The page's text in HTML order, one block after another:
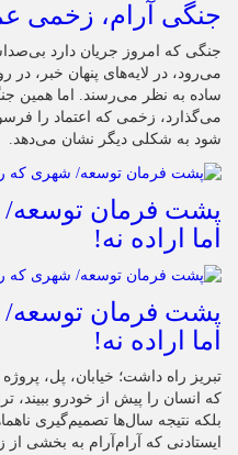
جنگی آرام، زخمی
جنگی که امروز جریان دارد
می‌رود، در لایه‌های پنهان خبر،
ساده به نظر می‌رسند. اما همین
می‌گذارد، زخمی که اعتماد را
شود به شکلی دیگر نشان می‌دهد.
پشت فرمان
اما اراده نه!
پشت فرمان
اما اراده نه!
تبریز راه داشت؛ خیابان، پل،
که انسان را پیش از خودرو ببیند،
بلکه نتیجه سال‌ها تصمیم‌گیری
ایستادنی که آرام‌آرام به بخشی